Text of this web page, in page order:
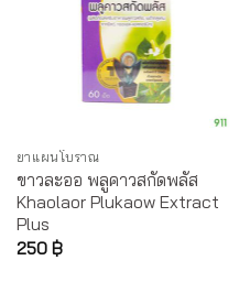
ยาแผนโบราณ
ขาวละออ พลูคาวสกัดพลัส
Khaolaor Plukaow Extract
Plus
250 ฿